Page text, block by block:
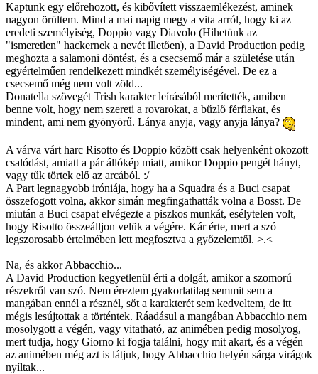
Kaptunk egy előrehozott, és kibővített visszaemlékezést, aminek
nagyon örültem. Mind a mai napig megy a vita arról, hogy ki az
eredeti személyiség, Doppio vagy Diavolo (Hihetünk az
"ismeretlen" hackernek a nevét illetően), a David Production pedig
meghozta a salamoni döntést, és a csecsemő már a születése után
egyértelműen rendelkezett mindkét személyiségével. De ez a
csecsemő még nem volt zöld...
Donatella szövegét Trish karakter leírásából merítették, amiben
benne volt, hogy nem szereti a rovarokat, a bűzlő férfiakat, és
mindent, ami nem gyönyörű. Lánya anyja, vagy anyja lánya?
A várva várt harc Risotto és Doppio között csak helyenként okozott
csalódást, amiatt a pár állókép miatt, amikor Doppio pengét hányt,
vagy tűk törtek elő az arcából. :/
A Part legnagyobb iróniája, hogy ha a Squadra és a Buci csapat
összefogott volna, akkor simán megfingathatták volna a Bosst. De
miután a Buci csapat elvégezte a piszkos munkát, esélytelen volt,
hogy Risotto összeálljon velük a végére. Kár érte, mert a szó
legszorosabb értelmében lett megfosztva a győzelemtől. >.<
Na, és akkor Abbacchio...
A David Production kegyetlenül érti a dolgát, amikor a szomorú
részekről van szó. Nem éreztem gyakorlatilag semmit sem a
mangában ennél a résznél, sőt a karakterét sem kedveltem, de itt
mégis lesújtottak a történtek. Ráadásul a mangában Abbacchio nem
mosolygott a végén, vagy vitatható, az animében pedig mosolyog,
mert tudja, hogy Giorno ki fogja találni, hogy mit akart, és a végén
az animében még azt is látjuk, hogy Abbacchio helyén sárga virágok
nyíltak...